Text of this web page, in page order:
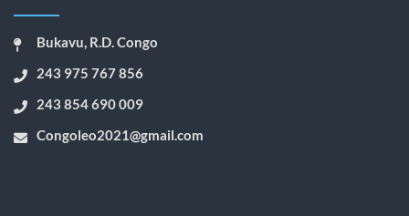
Bukavu, R.D. Congo
243 975 767 856
243 854 690 009
Congoleo2021@gmail.com